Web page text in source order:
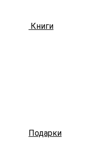
Книги
Подарки